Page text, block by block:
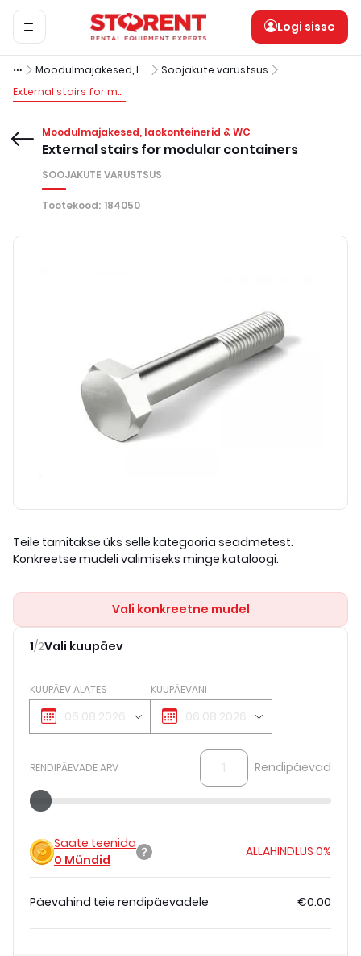
Logi sisse
Moodulmajakesed, laokonteinerid & WC
Soojakute varustsus
External stairs for modular containers
Moodulmajakesed, laokonteinerid & WC
External stairs for modular containers
SOOJAKUTE VARUSTSUS
Tootekood: 184050
Teile tarnitakse üks selle kategooria seadmetest.
Konkreetse mudeli valimiseks minge kataloogi.
Vali konkreetne mudel
1/2Vali kuupäev
KUUPÄEV ALATES KUUPÄEVANI
RENDIPÄEVADE ARV Rendipäevad
Saate teenida
0 Mündid
ALLAHINDLUS 0%
Päevahind teie rendipäevadele €0.00